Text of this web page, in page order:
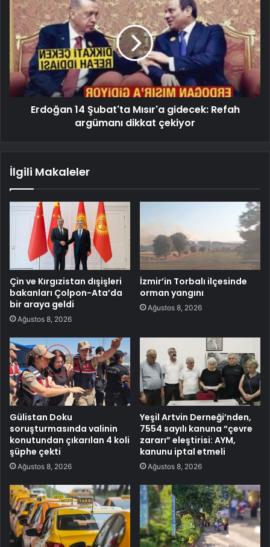
Erdoğan 14 Şubat'ta Mısır'a gidecek: Refah
argümanı dikkat çekiyor
İlgili Makaleler
Çin ve Kırgızistan dışişleri
bakanları Çolpon-Ata’da
bir araya geldi
Ağustos 8, 2026
İzmir’in Torbalı ilçesinde
orman yangını
Ağustos 8, 2026
Gülistan Doku
soruşturmasında valinin
konutundan çıkarılan 4 koli
şüphe çekti
Ağustos 8, 2026
Yeşil Artvin Derneği’nden,
7554 sayılı kanuna “çevre
zararı” eleştirisi: AYM,
kanunu iptal etmeli
Ağustos 8, 2026